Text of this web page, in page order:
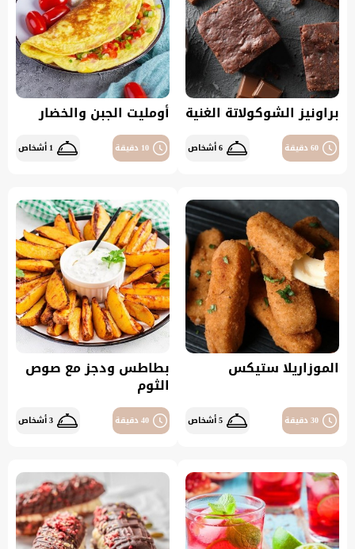
براونيز الشوكولاتة الغنية
60 دقيقة 6 أشخاص
أومليت الجبن والخضار
10 دقيقة 1 أشخاص
الموزاريلا ستيكس
30 دقيقة 5 أشخاص
بطاطس ودجز مع صوص
الثوم
40 دقيقة 3 أشخاص